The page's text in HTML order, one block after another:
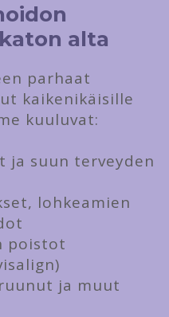
alta
parhaat
kaikenikäisille
kuuluvat:
ja suun terveyden
lohkeamien
poistot
ja muut